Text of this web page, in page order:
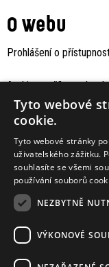
O webu
Prohlášení o
Archiv staršího webu
Podporují nás
Tyto webové
cookie.
Tyto webové stránky
uživatelského zážitku.
souhlasíte se všemi
používání souborů
NEZBYTNĚ
VÝKONOVÉ